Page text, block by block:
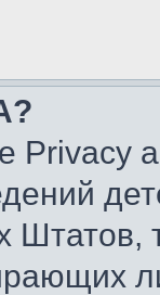
Privacy
Штатов,